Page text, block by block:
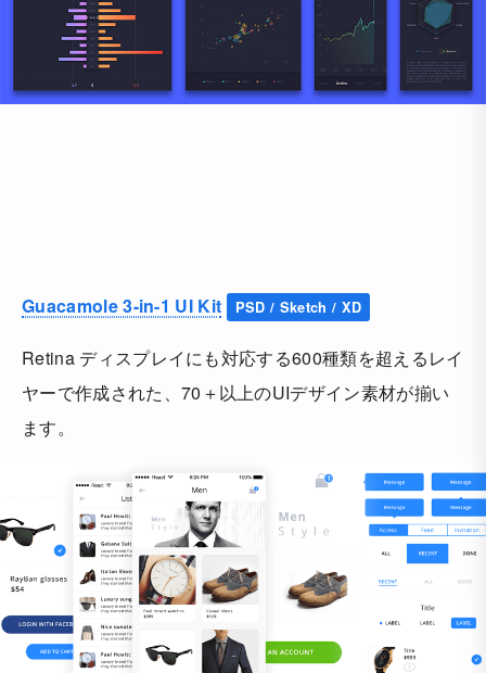
Guacamole 3-in-1 UI Kit PSD / Sketch / XD
Retina ディスプレイにも対応する600種類を超えるレイ
ヤーで作成された、70＋以上のUIデザイン素材が揃い
ます。